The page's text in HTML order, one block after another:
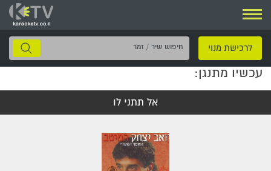
ניווט
לרכישת מנוי
חיפוש
שיר
עכשיו מתנגן:
אל תתני לו